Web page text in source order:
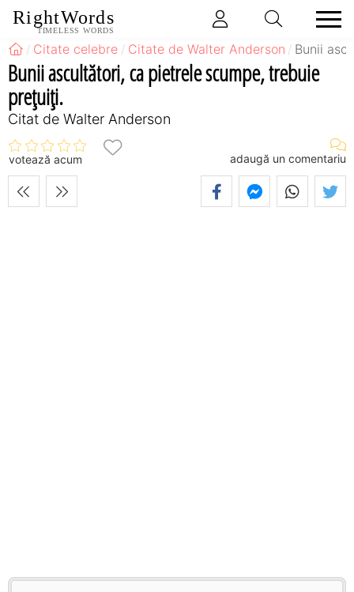
RightWords
TIMELESS WORDS
Citate celebre Citate de Walter Anderson Bunii
Bunii ascultători, ca pietrele scumpe, trebuie
preţuiţi.
Citat de Walter Anderson
votează acum adaugă un comentariu